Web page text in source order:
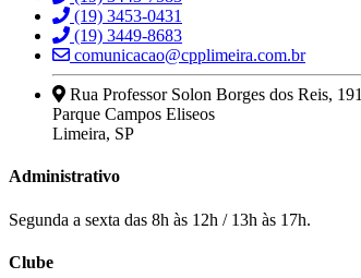
(19) 3453-0431
(19) 3449-8683
comunicacao@cpplimeira.com.br
Rua Professor Solon Borges dos Reis, 191
Parque Campos Eliseos
Limeira, SP
Administrativo
Segunda a sexta das 8h às 12h / 13h às 17h.
Clube